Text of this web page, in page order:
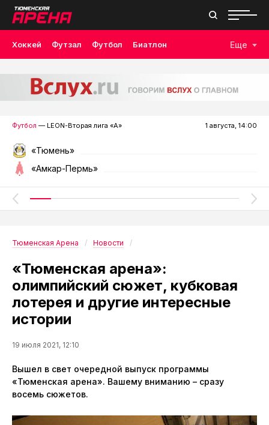
Хоккей Футзал Футбол Биатлон Еще
Футбол — LEON-Вторая лига «А» 1 августа, 14:00
«Тюмень»
«Амкар-Пермь»
Тюменская Арена Новости
«Тюменская арена»:
олимпийский сюжет, кубковая
лотерея и другие интересные
истории
19 июля 2021, 12:10
Вышел в свет очередной выпуск программы
«Тюменская арена». Вашему вниманию – сразу
восемь сюжетов.